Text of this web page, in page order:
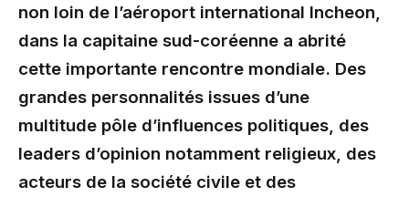
non loin de l’aéroport international Incheon,
dans la capitaine sud-coréenne a abrité
cette importante rencontre mondiale. Des
grandes personnalités issues d’une
multitude pôle d’influences politiques, des
leaders d’opinion notamment religieux, des
acteurs de la société civile et des